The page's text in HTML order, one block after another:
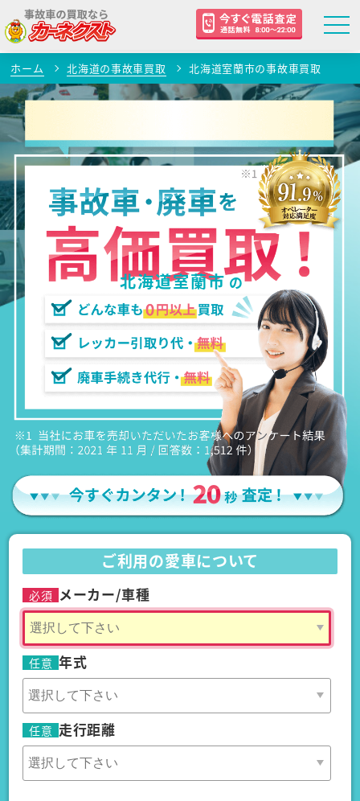
ホーム 北海道の事故車買取 北海道室蘭市の事故車買取
北海道室蘭市の
ご利用の愛車について
必須 メーカー/車種
任意 年式
任意 走行距離